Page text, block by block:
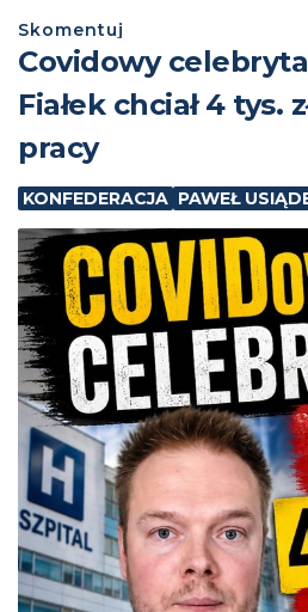
Skomentuj
Covidowy
Fiałek chciał 4 tys.
pracy
KONFEDERACJA PAWEŁ